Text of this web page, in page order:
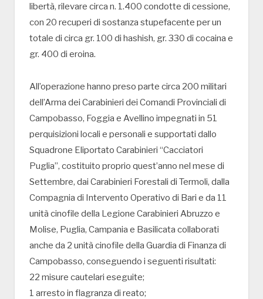
libertà, rilevare circa n. 1.400 condotte di cessione,
con 20 recuperi di sostanza stupefacente per un
totale di circa gr. 100 di hashish, gr. 330 di cocaina e
gr. 400 di eroina.
All’operazione hanno preso parte circa 200 militari
dell’Arma dei Carabinieri dei Comandi Provinciali di
Campobasso, Foggia e Avellino impegnati in 51
perquisizioni locali e personali e supportati dallo
Squadrone Eliportato Carabinieri “Cacciatori
Puglia”, costituito proprio quest’anno nel mese di
Settembre, dai Carabinieri Forestali di Termoli, dalla
Compagnia di Intervento Operativo di Bari e da 11
unità cinofile della Legione Carabinieri Abruzzo e
Molise, Puglia, Campania e Basilicata collaborati
anche da 2 unità cinofile della Guardia di Finanza di
Campobasso, conseguendo i seguenti risultati:
22 misure cautelari eseguite;
1 arresto in flagranza di reato;